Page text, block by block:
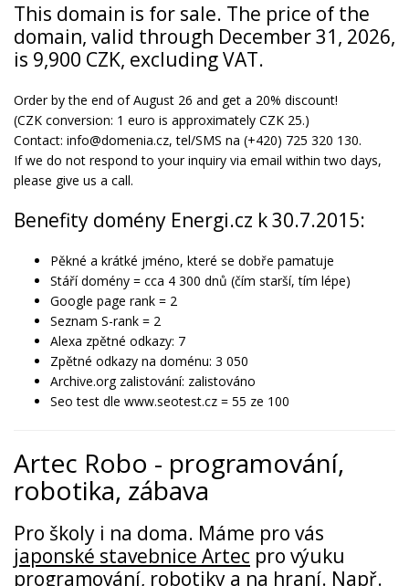
This domain is for sale. The price of the
domain, valid through December 31, 2026,
is 9,900 CZK, excluding VAT.
Order by the end of August 26 and get a 20% discount!
(CZK conversion: 1 euro is approximately CZK 25.)
Contact: info@domenia.cz, tel/SMS na (+420) 725 320 130.
If we do not respond to your inquiry via email within two days,
please give us a call.
Benefity domény Energi.cz k 30.7.2015:
Pěkné a krátké jméno, které se dobře pamatuje
Stáří domény = cca 4 300 dnů (čím starší, tím lépe)
Google page rank = 2
Seznam S-rank = 2
Alexa zpětné odkazy: 7
Zpětné odkazy na doménu: 3 050
Archive.org zalistování: zalistováno
Seo test dle www.seotest.cz = 55 ze 100
Artec Robo - programování,
robotika, zábava
Pro školy i na doma. Máme pro vás
japonské stavebnice Artec pro výuku
programování, robotiky a na hraní. Např.